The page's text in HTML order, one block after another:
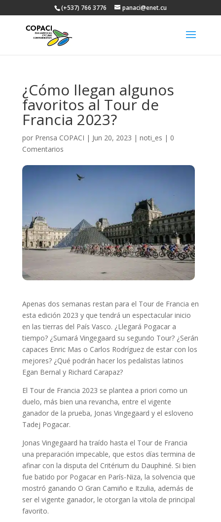
(+537) 766 3776 panaci@enet.cu
¿Cómo llegan algunos
favoritos al Tour de
Francia 2023?
por Prensa COPACI | Jun 20, 2023 | noti_es | 0
Comentarios
Apenas dos semanas restan para el Tour de Francia en
esta edición 2023 y que tendrá un espectacular inicio
en las tierras del País Vasco. ¿Llegará Pogacar a
tiempo? ¿Sumará Vingegaard su segundo Tour? ¿Serán
capaces Enric Mas o Carlos Rodríguez de estar con los
mejores? ¿Qué podrán hacer los pedalistas latinos
Egan Bernal y Richard Carapaz?
El Tour de Francia 2023 se plantea a priori como un
duelo, más bien una revancha, entre el vigente
ganador de la prueba, Jonas Vingegaard y el esloveno
Tadej Pogacar.
Jonas Vingegaard ha traído hasta el Tour de Francia
una preparación impecable, que estos días termina de
afinar con la disputa del Critérium du Dauphiné. Si bien
fue batido por Pogacar en París-Niza, la solvencia que
mostró ganando O Gran Camiño e Itzulia, además de
ser el vigente ganador, le otorgan la vitola de principal
favorito.